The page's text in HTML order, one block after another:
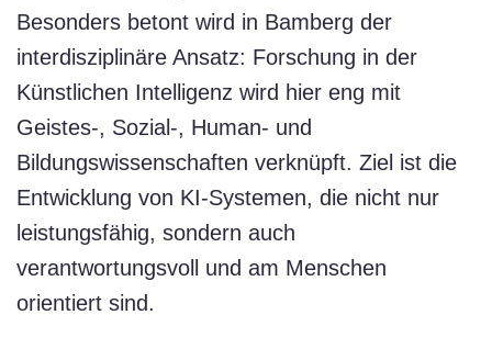
Besonders betont wird in Bamberg der
interdisziplinäre Ansatz: Forschung in der
Künstlichen Intelligenz wird hier eng mit
Geistes-, Sozial-, Human- und
Bildungswissenschaften verknüpft. Ziel ist die
Entwicklung von KI-Systemen, die nicht nur
leistungsfähig, sondern auch
verantwortungsvoll und am Menschen
orientiert sind.